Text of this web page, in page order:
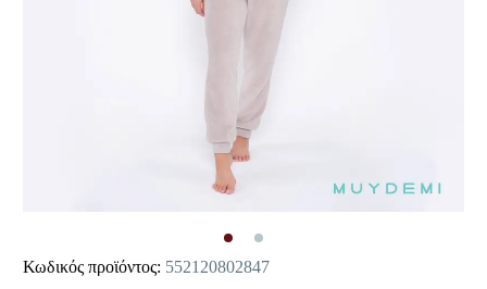
Κωδικός προϊόντος: 552120802847